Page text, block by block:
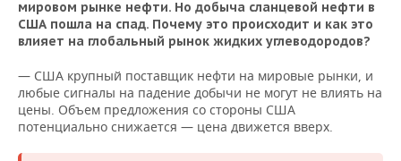
мировом рынке нефти. Но добыча сланцевой нефти в
США пошла на спад. Почему это происходит и как это
влияет на глобальный рынок жидких углеводородов?
— США крупный поставщик нефти на мировые рынки, и
любые сигналы на падение добычи не могут не влиять на
цены. Объем предложения со стороны США
потенциально снижается — цена движется вверх.